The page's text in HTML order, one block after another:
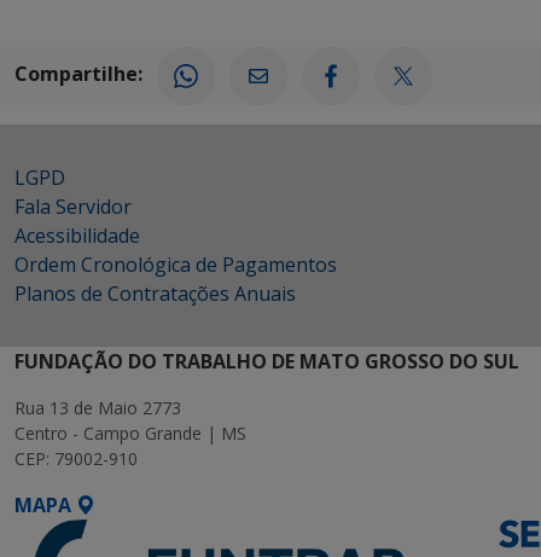
Compartilhe:
LGPD
Fala Servidor
Acessibilidade
Ordem Cronológica de Pagamentos
Planos de Contratações Anuais
FUNDAÇÃO DO TRABALHO DE MATO GROSSO DO SUL
Rua 13 de Maio 2773
Centro - Campo Grande | MS
CEP: 79002-910
MAPA